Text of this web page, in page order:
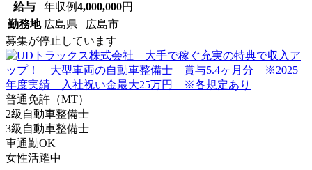
給与 年収例4,000,000円
勤務地 広島県 広島市
募集が停止しています
普通免許（MT）
2級自動車整備士
3級自動車整備士
車通勤OK
女性活躍中